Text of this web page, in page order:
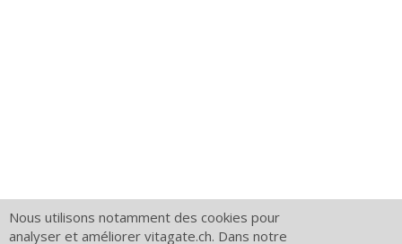
Nous utilisons notamment des cookies pour
analyser et améliorer vitagate.ch. Dans notre